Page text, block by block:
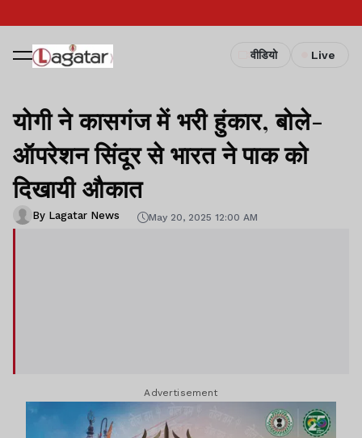
वीडियो Live
योगी ने कासगंज में भरी हुंकार, बोले-
ऑपरेशन सिंदूर से भारत ने पाक को
दिखायी औकात
By Lagatar News May 20, 2025 12:00 AM
Advertisement